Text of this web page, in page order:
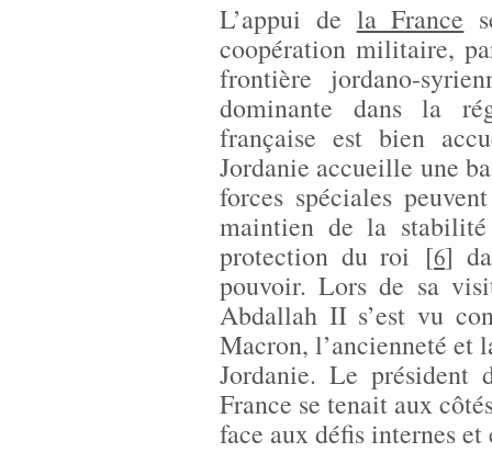
L’appui de la France
coopération militaire,
frontière jordano-
dominante dans la
française est bien
Jordanie accueille une
forces spéciales
maintien de la
protection du roi [6]
pouvoir. Lors de sa
Abdallah II s’est vu
Macron, l’ancienneté et
Jordanie. Le président
France se tenait aux
face aux défis internes et